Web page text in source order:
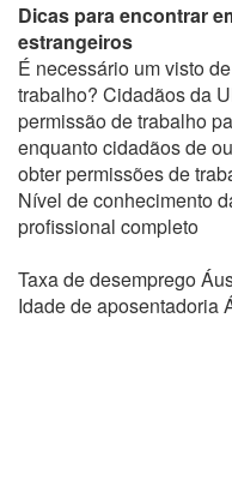
Dicas para encontrar
estrangeiros
É necessário um visto
trabalho? Cidadãos da
permissão de trabalho
enquanto cidadãos de
obter permissões de
Nível de conhecimento
profissional completo
Taxa de desemprego
Idade de aposentadoria